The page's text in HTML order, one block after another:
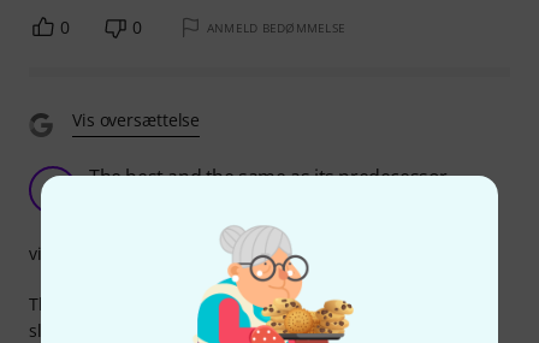
0 0 ANMELD BEDØMMELSE
Vis oversættelse
JY The best and the same as its predecessor
This is the best tuning slide lubricant for brass tuning
slides, making the slide move smoothly and yet providing
virkningsgrad